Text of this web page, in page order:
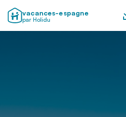
vacances-espagne
par Holidu